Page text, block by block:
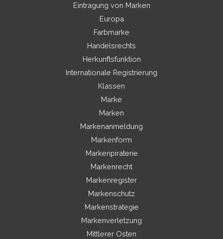
Eintragung von Marken
Europa
Farbmarke
Handelsrechts
Herkunftsfunktion
Internationale Registrierung
Klassen
Marke
Marken
Markenanmeldung
Markenform
Markenpiraterie
Markenrecht
Markenregister
Markenschutz
Markenstrategie
Markenverletzung
Mittlerer Osten